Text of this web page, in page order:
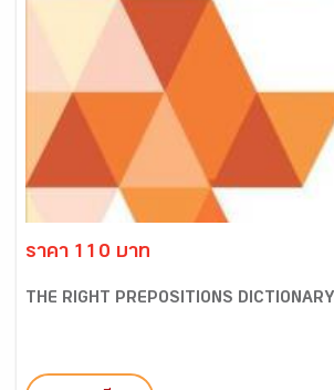
ราคา 110 บาท
THE RIGHT PREPOSITIONS DICTIONARY